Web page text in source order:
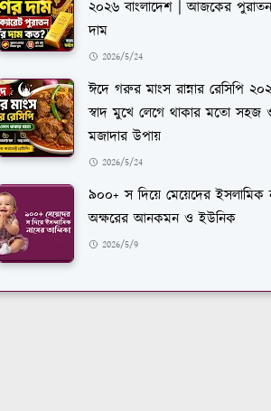
২০২৬ বাংলাদেশ | আজকের
দাম
2026/5/24
ঈদে গরুর মাংস রান্নার রেসিপি
স্বাদ মুখে লেগে থাকার মতো সহজ
মজাদার উপায়
2026/5/24
৯০০+ স দিয়ে মেয়েদের ইসলামিক
অক্ষরের আনকমন ও ইউনিক
2026/5/9